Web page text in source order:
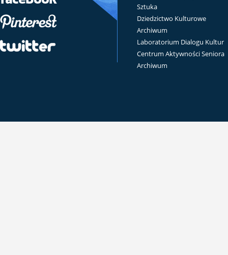
Sztuka
Dziedzictwo Kulturowe
Archiwum
Laboratorium Dialogu Kultur
Centrum Aktywności Seniora
Archiwum